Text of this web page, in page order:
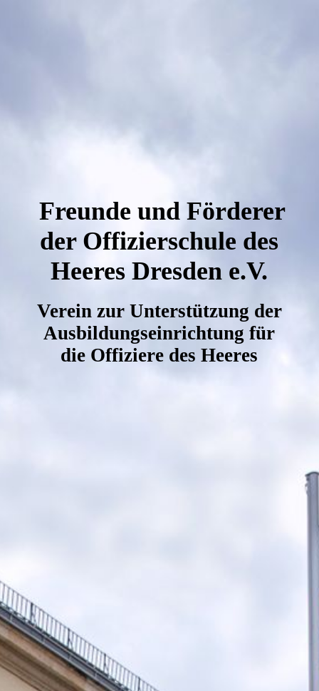
Freunde und Förderer
der Offizierschule des
Heeres Dresden e.V.
Verein zur Unterstützung der
Ausbildungseinrichtung für
die Offiziere des Heeres